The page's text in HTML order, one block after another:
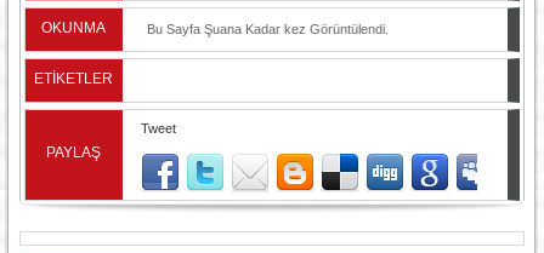
OKUNMA Bu Sayfa Şuana Kadar kez Görüntülendi.
ETİKETLER
PAYLAŞ
Tweet